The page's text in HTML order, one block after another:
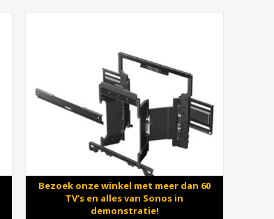
Bezoek onze winkel met meer dan 60
TV's en alles van Sonos in
demonstratie!